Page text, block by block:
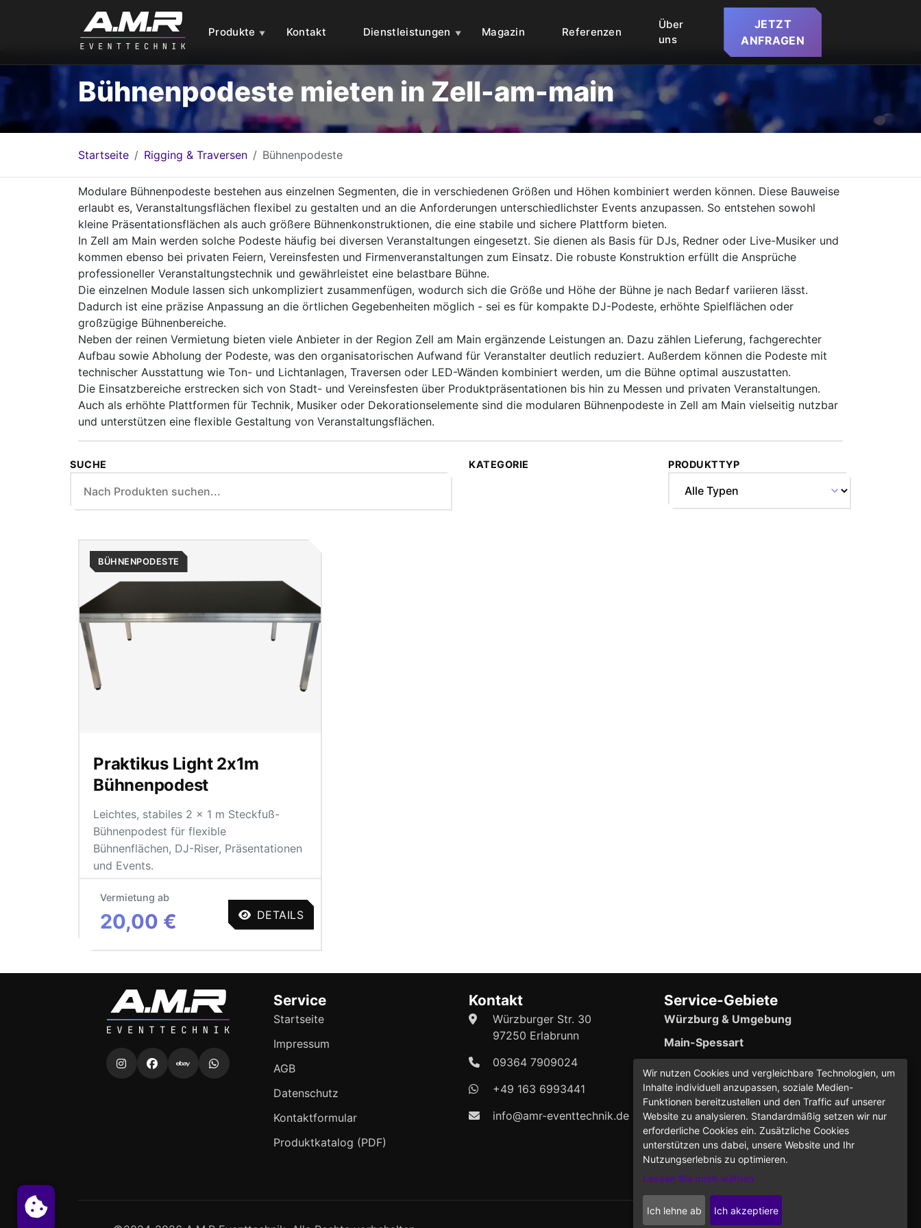
Produkte Kontakt Dienstleistungen Magazin Referenzen
Über
uns
JETZT
ANFRAGEN
Bühnenpodeste mieten in Zell-am-main
Startseite Rigging & Traversen Bühnenpodeste
Modulare Bühnenpodeste bestehen aus einzelnen Segmenten, die in verschiedenen Größen und Höhen kombiniert werden können. Diese Bauweise
erlaubt es, Veranstaltungsflächen flexibel zu gestalten und an die Anforderungen unterschiedlichster Events anzupassen. So entstehen sowohl
kleine Präsentationsflächen als auch größere Bühnenkonstruktionen, die eine stabile und sichere Plattform bieten.
In Zell am Main werden solche Podeste häufig bei diversen Veranstaltungen eingesetzt. Sie dienen als Basis für DJs, Redner oder Live-Musiker und
kommen ebenso bei privaten Feiern, Vereinsfesten und Firmenveranstaltungen zum Einsatz. Die robuste Konstruktion erfüllt die Ansprüche
professioneller Veranstaltungstechnik und gewährleistet eine belastbare Bühne.
Die einzelnen Module lassen sich unkompliziert zusammenfügen, wodurch sich die Größe und Höhe der Bühne je nach Bedarf variieren lässt.
Dadurch ist eine präzise Anpassung an die örtlichen Gegebenheiten möglich - sei es für kompakte DJ-Podeste, erhöhte Spielflächen oder
großzügige Bühnenbereiche.
Neben der reinen Vermietung bieten viele Anbieter in der Region Zell am Main ergänzende Leistungen an. Dazu zählen Lieferung, fachgerechter
Aufbau sowie Abholung der Podeste, was den organisatorischen Aufwand für Veranstalter deutlich reduziert. Außerdem können die Podeste mit
technischer Ausstattung wie Ton- und Lichtanlagen, Traversen oder LED-Wänden kombiniert werden, um die Bühne optimal auszustatten.
Die Einsatzbereiche erstrecken sich von Stadt- und Vereinsfesten über Produktpräsentationen bis hin zu Messen und privaten Veranstaltungen.
Auch als erhöhte Plattformen für Technik, Musiker oder Dekorationselemente sind die modularen Bühnenpodeste in Zell am Main vielseitig nutzbar
und unterstützen eine flexible Gestaltung von Veranstaltungsflächen.
SUCHE KATEGORIE PRODUKTTYP
BÜHNENPODESTE
Praktikus Light 2x1m
Bühnenpodest
Leichtes, stabiles 2 × 1 m Steckfuß-
Bühnenpodest für flexible
Bühnenflächen, DJ-Riser, Präsentationen
und Events.
Vermietung ab
20,00 € DETAILS
Service
Startseite
Impressum
AGB
Datenschutz
Kontaktformular
Produktkatalog (PDF)
Kontakt
Würzburger Str. 30
97250 Erlabrunn
09364 7909024
+49 163 6993441
info@amr-eventtechnik.de
Service-Gebiete
Würzburg & Umgebung
Main-Spessart
Erlabrunn (Hauptsitz)
24/7 Event-Support verfügbar
Wir nutzen Cookies und vergleichbare Technologien, um
Inhalte individuell anzupassen, soziale Medien-
Funktionen bereitzustellen und den Traffic auf unserer
Website zu analysieren. Standardmäßig setzen wir nur
erforderliche Cookies ein. Zusätzliche Cookies
unterstützen uns dabei, unsere Website und Ihr
Nutzungserlebnis zu optimieren.
Lassen Sie mich wählen
Ich lehne ab Ich akzeptiere